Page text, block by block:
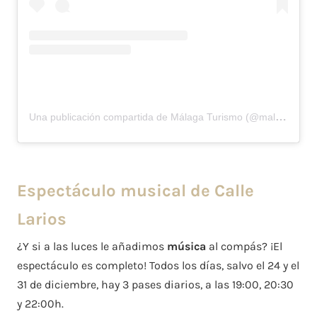
Una publicación compartida de Málaga Turismo (@malagaturismo)
Espectáculo musical de Calle
Larios
¿Y si a las luces le añadimos música al compás? ¡El
espectáculo es completo! Todos los días, salvo el 24 y el
31 de diciembre, hay 3 pases diarios, a las 19:00, 20:30
y 22:00h.